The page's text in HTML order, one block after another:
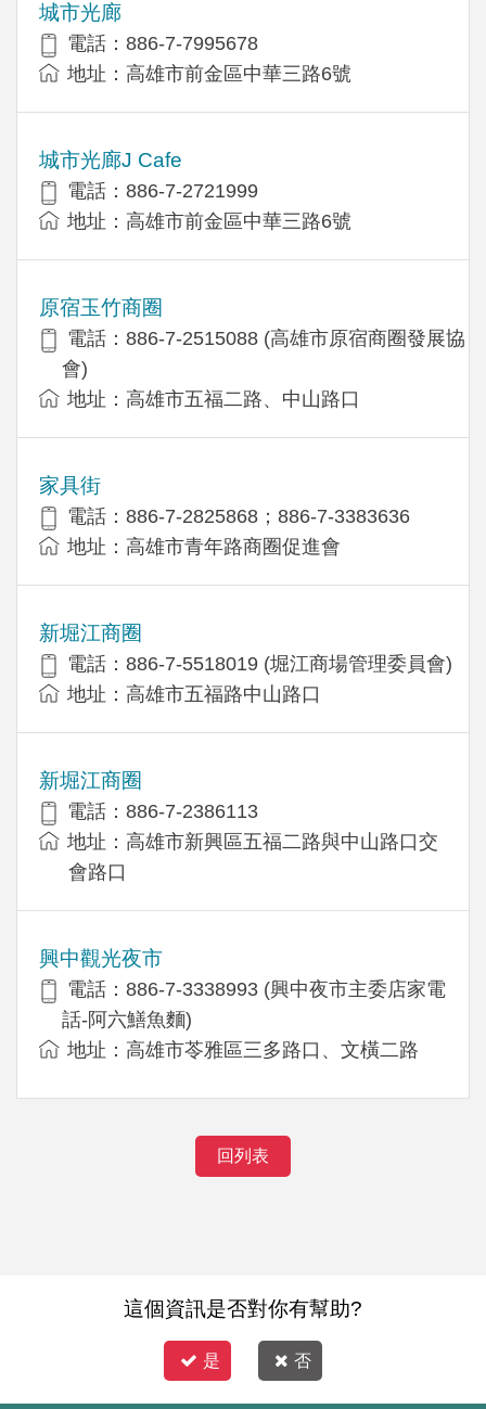
城市光廊
電話：886-7-7995678
地址：高雄市前金區中華三路6號
城市光廊J Cafe
電話：886-7-2721999
地址：高雄市前金區中華三路6號
原宿玉竹商圈
電話：886-7-2515088 (高雄市原宿商圈發展協
會)
地址：高雄市五福二路、中山路口
家具街
電話：886-7-2825868；886-7-3383636
地址：高雄市青年路商圈促進會
新堀江商圈
電話：886-7-5518019 (堀江商場管理委員會)
地址：高雄市五福路中山路口
新堀江商圈
電話：886-7-2386113
地址：高雄市新興區五福二路與中山路口交
會路口
興中觀光夜市
電話：886-7-3338993 (興中夜市主委店家電
話-阿六鱔魚麵)
地址：高雄市苓雅區三多路口、文橫二路
回列表
這個資訊是否對你有幫助?
是 否